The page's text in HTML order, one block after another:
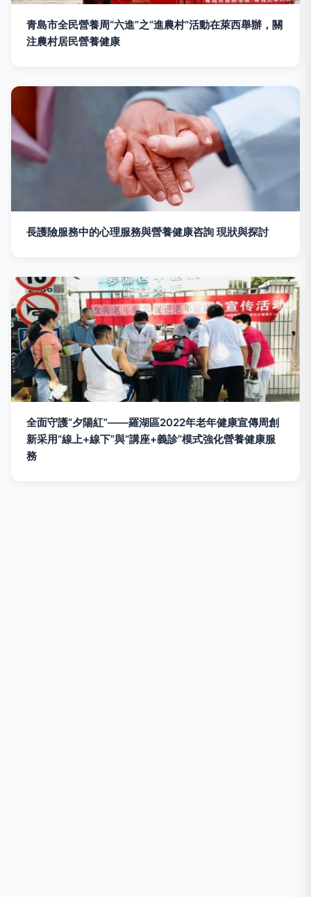
青島市全民營養周“六進”之“進農村”活動在萊西舉辦，關
注農村居民營養健康
長護險服務中的心理服務與營養健康咨詢 現狀與探討
全面守護“夕陽紅”——羅湖區2022年老年健康宣傳周創
新采用“線上+線下”與“講座+義診”模式強化營養健康服
務